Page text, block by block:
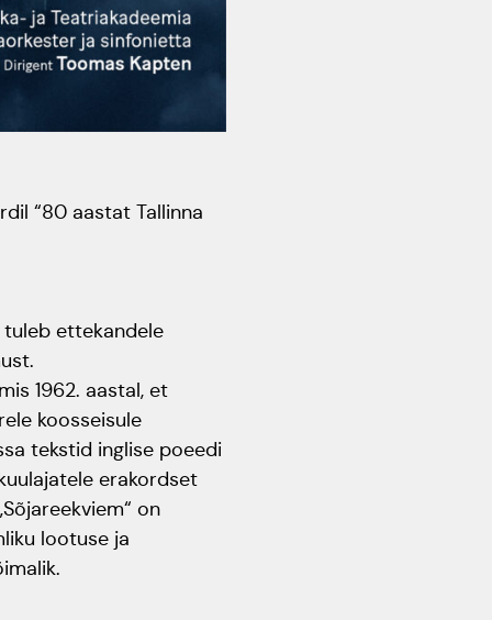
Tantsuetendus
"Loodud jääma"
Gaudeamus 65.
Rahvusülikool 100
Galakontsert "Baltikum
Üliõpilasmaja 20.
sünnipäev
Gaudeamus 2018
Tartus
“80 aastat Tallinna
ettekandele
1962. aastal, et
koosseisule
tekstid inglise poeedi
erakordset
on
lootuse ja